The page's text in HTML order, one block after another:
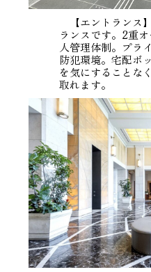
【エントランス
ランスです。2重
人管理体制。プラ
防犯環境。宅配ボ
を気にすることな
取れます。